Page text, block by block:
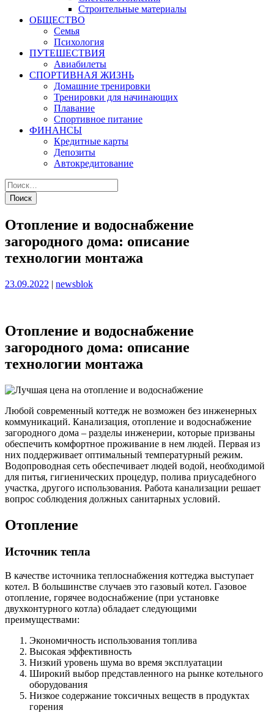
Строительные материалы
ОБЩЕСТВО
Семья
Психология
ПУТЕШЕСТВИЯ
Авиабилеты
СПОРТИВНАЯ ЖИЗНЬ
Домашние тренировки
Тренировки для начинающих
Плавание
Спортивное питание
ФИНАНСЫ
Кредитные карты
Депозиты
Автокредитование
Отопление и водоснабжение
загородного дома: описание
технологии монтажа
Опубликовано
23.09.2022 | Опубликовано
newsblok
Отопление и водоснабжение
загородного дома: описание
технологии монтажа
Любой современный коттедж не возможен без инженерных
коммуникаций. Канализация, отопление и водоснабжение
загородного дома – разделы инженерии, которые призваны
обеспечить комфортное проживание в нем людей. Первая из
них поддерживает оптимальный температурный режим.
Водопроводная сеть обеспечивает людей водой, необходимой
для питья, гигиенических процедур, полива приусадебного
участка, другого использования. Работа канализации решает
вопрос соблюдения должных санитарных условий.
Отопление
Источник тепла
В качестве источника теплоснабжения коттеджа выступает
котел. В большинстве случаев это газовый котел. Газовое
отопление, горячее водоснабжение (при установке
двухконтурного котла) обладает следующими
преимуществами:
Экономичность использования топлива
Высокая эффективность
Низкий уровень шума во время эксплуатации
Широкий выбор представленного на рынке котельного
оборудования
Низкое содержание токсичных веществ в продуктах
горения